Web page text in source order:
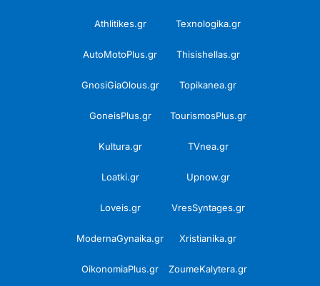
Athlitikes.gr Texnologika.gr
AutoMotoPlus.gr Thisishellas.gr
GnosiGiaOlous.gr Topikanea.gr
GoneisPlus.gr TourismosPlus.gr
Kultura.gr TVnea.gr
Loatki.gr Upnow.gr
Loveis.gr VresSyntages.gr
ModernaGynaika.gr Xristianika.gr
OikonomiaPlus.gr ZoumeKalytera.gr